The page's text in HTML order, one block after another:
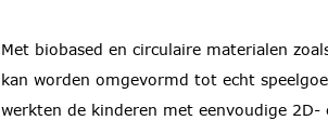
Met biobased en circulaire materialen
kan worden omgevormd tot echt
werkten de kinderen met eenvoudige